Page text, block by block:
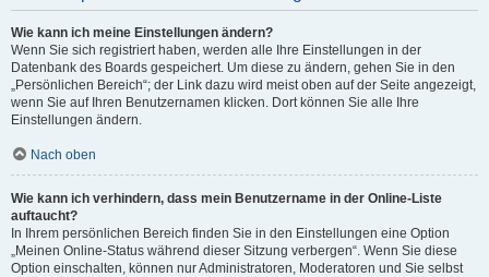
Wie kann ich meine Einstellungen ändern?
Wenn Sie sich registriert haben, werden alle Ihre Einstellungen in der
Datenbank des Boards gespeichert. Um diese zu ändern, gehen Sie in den
„Persönlichen Bereich“; der Link dazu wird meist oben auf der Seite angezeigt,
wenn Sie auf Ihren Benutzernamen klicken. Dort können Sie alle Ihre
Einstellungen ändern.
Nach oben
Wie kann ich verhindern, dass mein Benutzername in der Online-Liste
auftaucht?
In Ihrem persönlichen Bereich finden Sie in den Einstellungen eine Option
„Meinen Online-Status während dieser Sitzung verbergen“. Wenn Sie diese
Option einschalten, können nur Administratoren, Moderatoren und Sie selbst